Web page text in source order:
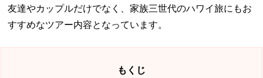
友達やカップルだけでなく、家族三世代のハワイ旅にもお
すすめなツアー内容となっています。
もくじ